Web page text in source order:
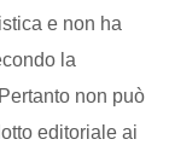
e non ha
la
non può
editoriale ai